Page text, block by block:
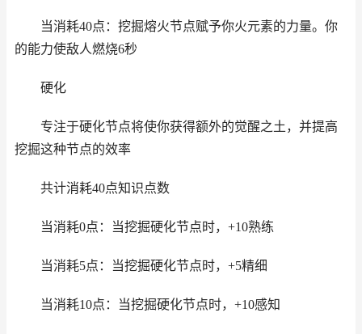
当消耗40点：挖掘熔火节点赋予你火元素的力量。你
的能力使敌人燃烧6秒
硬化
专注于硬化节点将使你获得额外的觉醒之土，并提高
挖掘这种节点的效率
共计消耗40点知识点数
当消耗0点：当挖掘硬化节点时，+10熟练
当消耗5点：当挖掘硬化节点时，+5精细
当消耗10点：当挖掘硬化节点时，+10感知